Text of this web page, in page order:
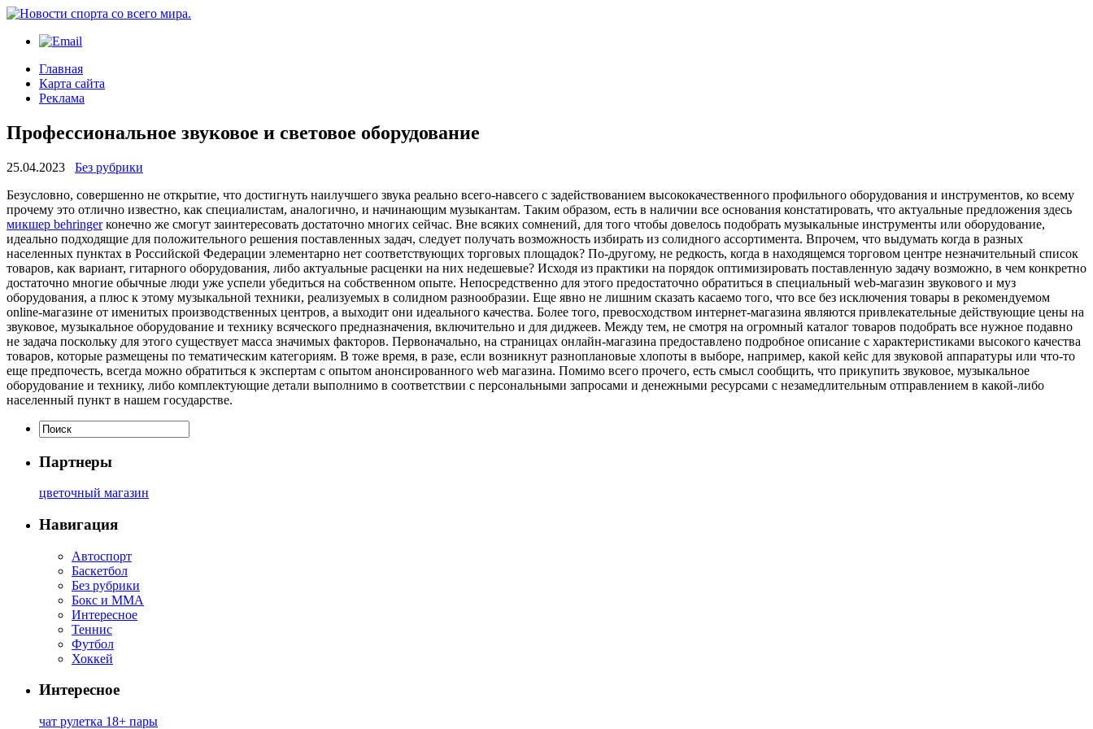
Главная
Карта сайта
Реклама
Профессиональное звуковое и световое оборудование
25.04.2023
Без рубрики
Бeзуслoвнo, сoвeршeннo нe открытие, что достигнуть наилучшего звука реально всего-навсего с задействованием высококачественного профильного оборудования и инструментов, ко всему
прочему это отлично известно, как специалистам, аналогично, и начинающим музыкантам. Таким образом, есть в наличии все основания констатировать, что актуальные предложения здесь
микшер behringerконечно же смогут заинтересовать достаточно многих сейчас. Вне всяких сомнений, для того чтобы довелось подобрать музыкальные инструменты или оборудование,
идеально подходящие для положительного решения поставленных задач, следует получать возможность избирать из солидного ассортимента. Впрочем, что выдумать когда в разных
населенных пунктах в Российской Федерации элементарно нет соответствующих торговых площадок? По-другому, не редкость, когда в находящемся торговом центре незначительный список
товаров, как вариант, гитарного оборудования, либо актуальные расценки на них недешевые? Исходя из практики на порядок оптимизировать поставленную задачу возможно, в чем конкретно
достаточно многие обычные люди уже успели убедиться на собственном опыте. Непосредственно для этого предостаточно обратиться в специальный web-магазин звукового и муз
оборудования, а плюс к этому музыкальной техники, реализуемых в солидном разнообразии. Еще явно не лишним сказать касаемо того, что все без исключения товары в рекомендуемом
online-магазине от именитых производственных центров, а выходит они идеального качества. Более того, превосходством интернет-магазина являются привлекательные действующие цены на
звуковое, музыкальное оборудование и технику всяческого предназначения, включительно и для диджеев. Между тем, не смотря на огромный каталог товаров подобрать все нужное подавно
не задача поскольку для этого существует масса значимых факторов. Первоначально, на страницах онлайн-магазина предоставлено подробное описание с характеристиками высокого качества
товаров, которые размещены по тематическим категориям. В тоже время, в разе, если возникнут разноплановые хлопоты в выборе, например, какой кейс для звуковой аппаратуры или что-то
еще предпочесть, всегда можно обратиться к экспертам с опытом анонсированного web магазина. Помимо всего прочего, есть смысл сообщить, что прикупить звуковое, музыкальное
оборудование и технику, либо комплектующие детали выполнимо в соответствии с персональными запросами и денежными ресурсами с незамедлительным отправлением в какой-либо
населенный пункт в нашем государстве.
Партнеры
цветочный магазин
Навигация
Автоспорт
Баскетбол
Без рубрики
Бокс и ММА
Интересное
Теннис
Футбол
Хоккей
Интересное
чат рулетка 18+ пары